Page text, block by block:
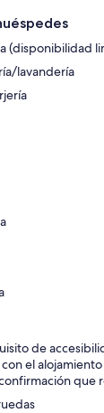
(disponibilidad
lavandería
de
el
que